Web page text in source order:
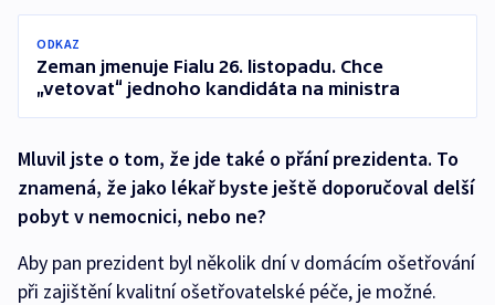
ODKAZ
Zeman jmenuje Fialu 26. listopadu. Chce
„vetovat“ jednoho kandidáta na ministra
Mluvil jste o tom, že jde také o přání prezidenta. To
znamená, že jako lékař byste ještě doporučoval delší
pobyt v nemocnici, nebo ne?
Aby pan prezident byl několik dní v domácím ošetřování
při zajištění kvalitní ošetřovatelské péče, je možné.